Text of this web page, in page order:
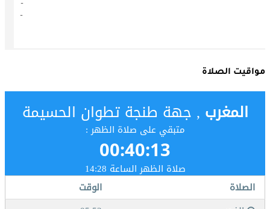
مواقيت الصلاة